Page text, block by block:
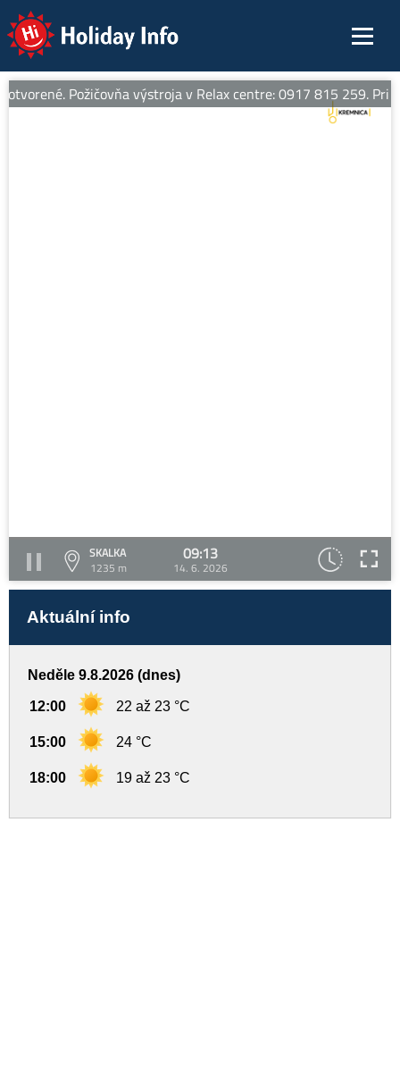
Holiday Info
Požičovňa výstroja v Relax centre: 0917 815 259. Pri
SKALKA
1235 m
09:13
14. 6. 2026
Aktuální info
Neděle 9.8.2026 (dnes)
12:00 22 až 23 °C
15:00 24 °C
18:00 19 až 23 °C